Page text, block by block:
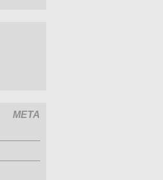
МЕТА